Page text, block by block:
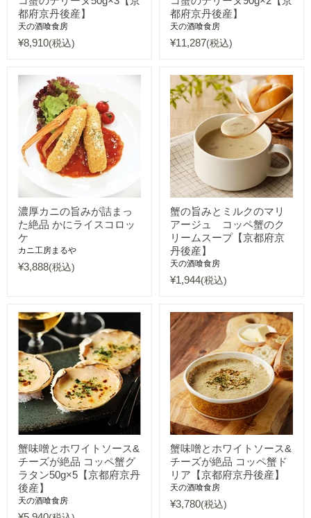
都府京丹後産】
天の酒喰食房
¥8,910(税込)
都府京丹後産】
天の酒喰食房
¥11,287(税込)
濃厚カニの旨みが詰まっ
た絶品 かにライスコロッ
ケ
カニ工房まるや
¥3,888(税込)
蟹の旨みとミルクのマリ
アージュ コッペ蟹のク
リームスープ【京都府京
丹後産】
天の酒喰食房
¥1,944(税込)
蟹味噌とホワイトソース&
チーズが絶品 コッペ蟹グ
ラタン50g×5【京都府京丹
後産】
天の酒喰食房
蟹味噌とホワイトソース&
チーズが絶品 コッペ蟹ド
リア【京都府京丹後産】
天の酒喰食房
¥3,780(税込)